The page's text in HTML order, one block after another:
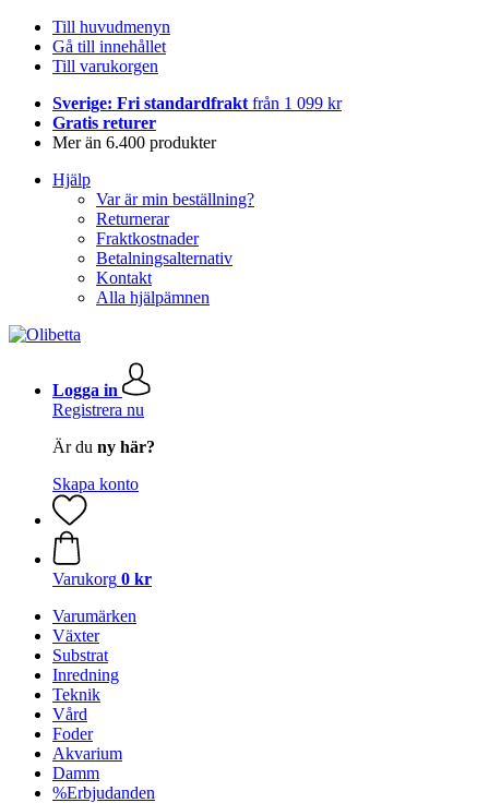
Till huvudmenyn
Gå till innehållet
Till varukorgen
Sverige: Fri standardfrakt från 1 099 kr
Gratis returer
Mer än 6.400 produkter
Hjälp
Var är min beställning?
Returnerar
Fraktkostnader
Betalningsalternativ
Kontakt
Alla hjälpämnen
Logga in
Registrera nu
Är du ny här?
Skapa konto
Varukorg 0 kr
Varumärken
Växter
Substrat
Inredning
Teknik
Vård
Foder
Akvarium
Damm
%Erbjudanden